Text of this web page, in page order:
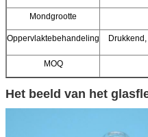
Mondgrootte
Oppervlaktebehandeling
MOQ
Het beeld van het